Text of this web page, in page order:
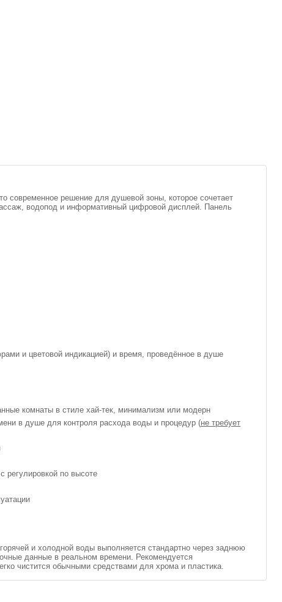
современное решение для душевой зоны, которое сочетает
водопод и информативный цифровой дисплей. Панель
и цветовой индикацией) и время, проведённое в душе
комнаты в стиле хай-тек, минимализм или модерн
в душе для контроля расхода воды и процедур (не требует
регулировкой по высоте
и холодной воды выполняется стандартно через заднюю
данные в реальном времени. Рекомендуется
чистится обычными средствами для хрома и пластика.